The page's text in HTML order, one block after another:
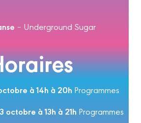
– Underground Sugar
à 14h à 20h Programmes
octobre à 13h à 21h Programmes